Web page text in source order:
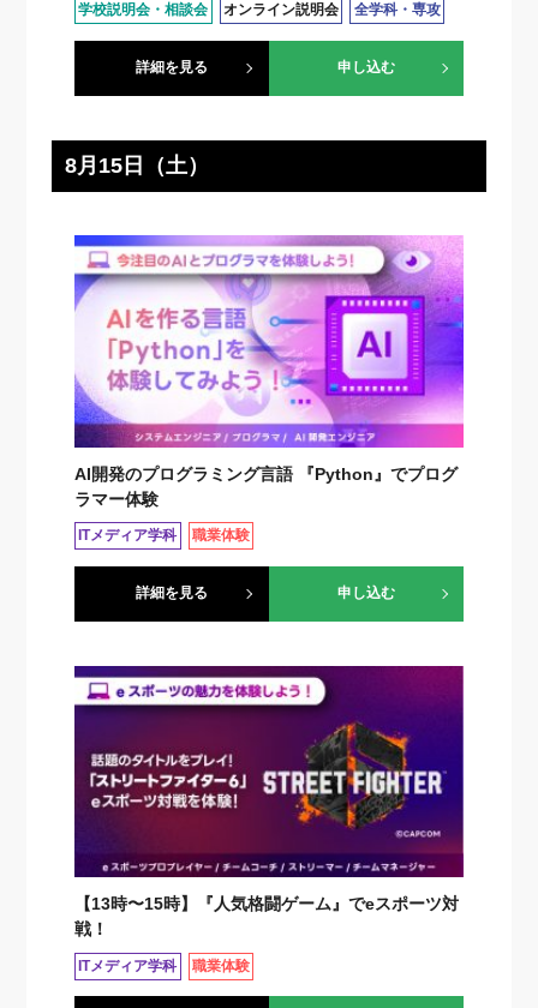
学校説明会・相談会 オンライン説明会 全学科・専攻
詳細を見る 申し込む
8月15日（土）
AI開発のプログラミング言語 『Python』でプログ
ラマー体験
ITメディア学科 職業体験
詳細を見る 申し込む
【13時〜15時】『人気格闘ゲーム』でeスポーツ対
戦！
ITメディア学科 職業体験